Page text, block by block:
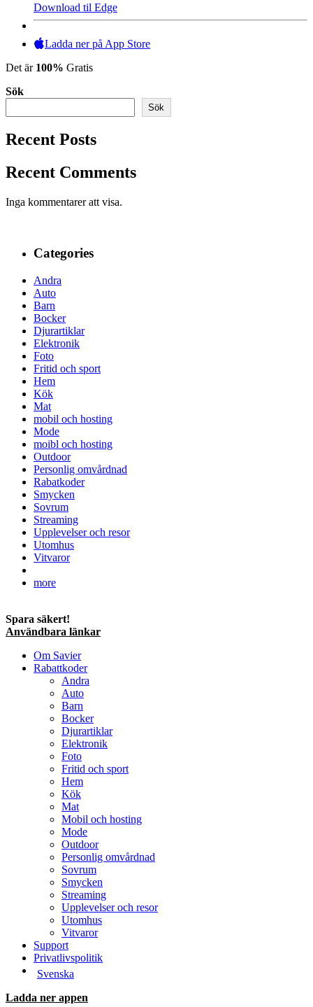
Download til Edge
Ladda ner på App Store
Det är 100% Gratis
Sök
Sök
Recent Posts
Recent Comments
Inga kommentarer att visa.
Categories
Andra
Auto
Barn
Bocker
Djurartiklar
Elektronik
Foto
Fritid och sport
Hem
Kök
Mat
mobil och hosting
Mode
moibl och hosting
Outdoor
Personlig omvårdnad
Rabatkoder
Smycken
Sovrum
Streaming
Upplevelser och resor
Utomhus
Vitvaror
more
Spara säkert!
Användbara länkar
Om Savier
Rabattkoder
Andra
Auto
Barn
Bocker
Djurartiklar
Elektronik
Foto
Fritid och sport
Hem
Kök
Mat
Mobil och hosting
Mode
Outdoor
Personlig omvårdnad
Sovrum
Smycken
Streaming
Upplevelser och resor
Utomhus
Vitvaror
Support
Privatlivspolitik
Svenska
Ladda ner appen